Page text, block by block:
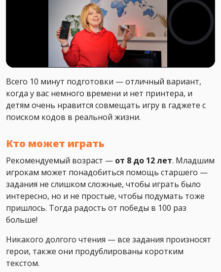
Всего 10 минут подготовки — отличный вариант,
когда у вас немного времени и нет принтера, и
детям очень нравится совмещать игру в гаджете с
поиском кодов в реальной жизни.
Кто может играть
Рекомендуемый возраст — от 8 до 12 лет. Младшим
игрокам может понадобиться помощь старшего —
задания не слишком сложные, чтобы играть было
интересно, но и не простые, чтобы подумать тоже
пришлось. Тогда радость от победы в 100 раз
больше!
Никакого долгого чтения — все задания произносят
герои, также они продублированы коротким
текстом.